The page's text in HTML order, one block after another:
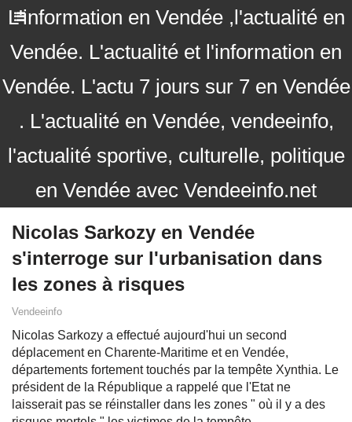
L'information en Vendée ,l'actualité en
Vendée. L'actualité et l'information en
Vendée. L'actu 7 jours sur 7 en Vendée
. L'actualité en Vendée, vendeeinfo,
l'actualité sportive, culturelle, politique
en Vendée avec Vendeeinfo.net
Nicolas Sarkozy en Vendée
s'interroge sur l'urbanisation dans
les zones à risques
Vendeeinfo
Nicolas Sarkozy a effectué aujourd'hui un second
déplacement en Charente-Maritime et en Vendée,
départements fortement touchés par la tempête Xynthia. Le
président de la République a rappelé que l'Etat ne
laisserait pas se réinstaller dans les zones " où il y a des